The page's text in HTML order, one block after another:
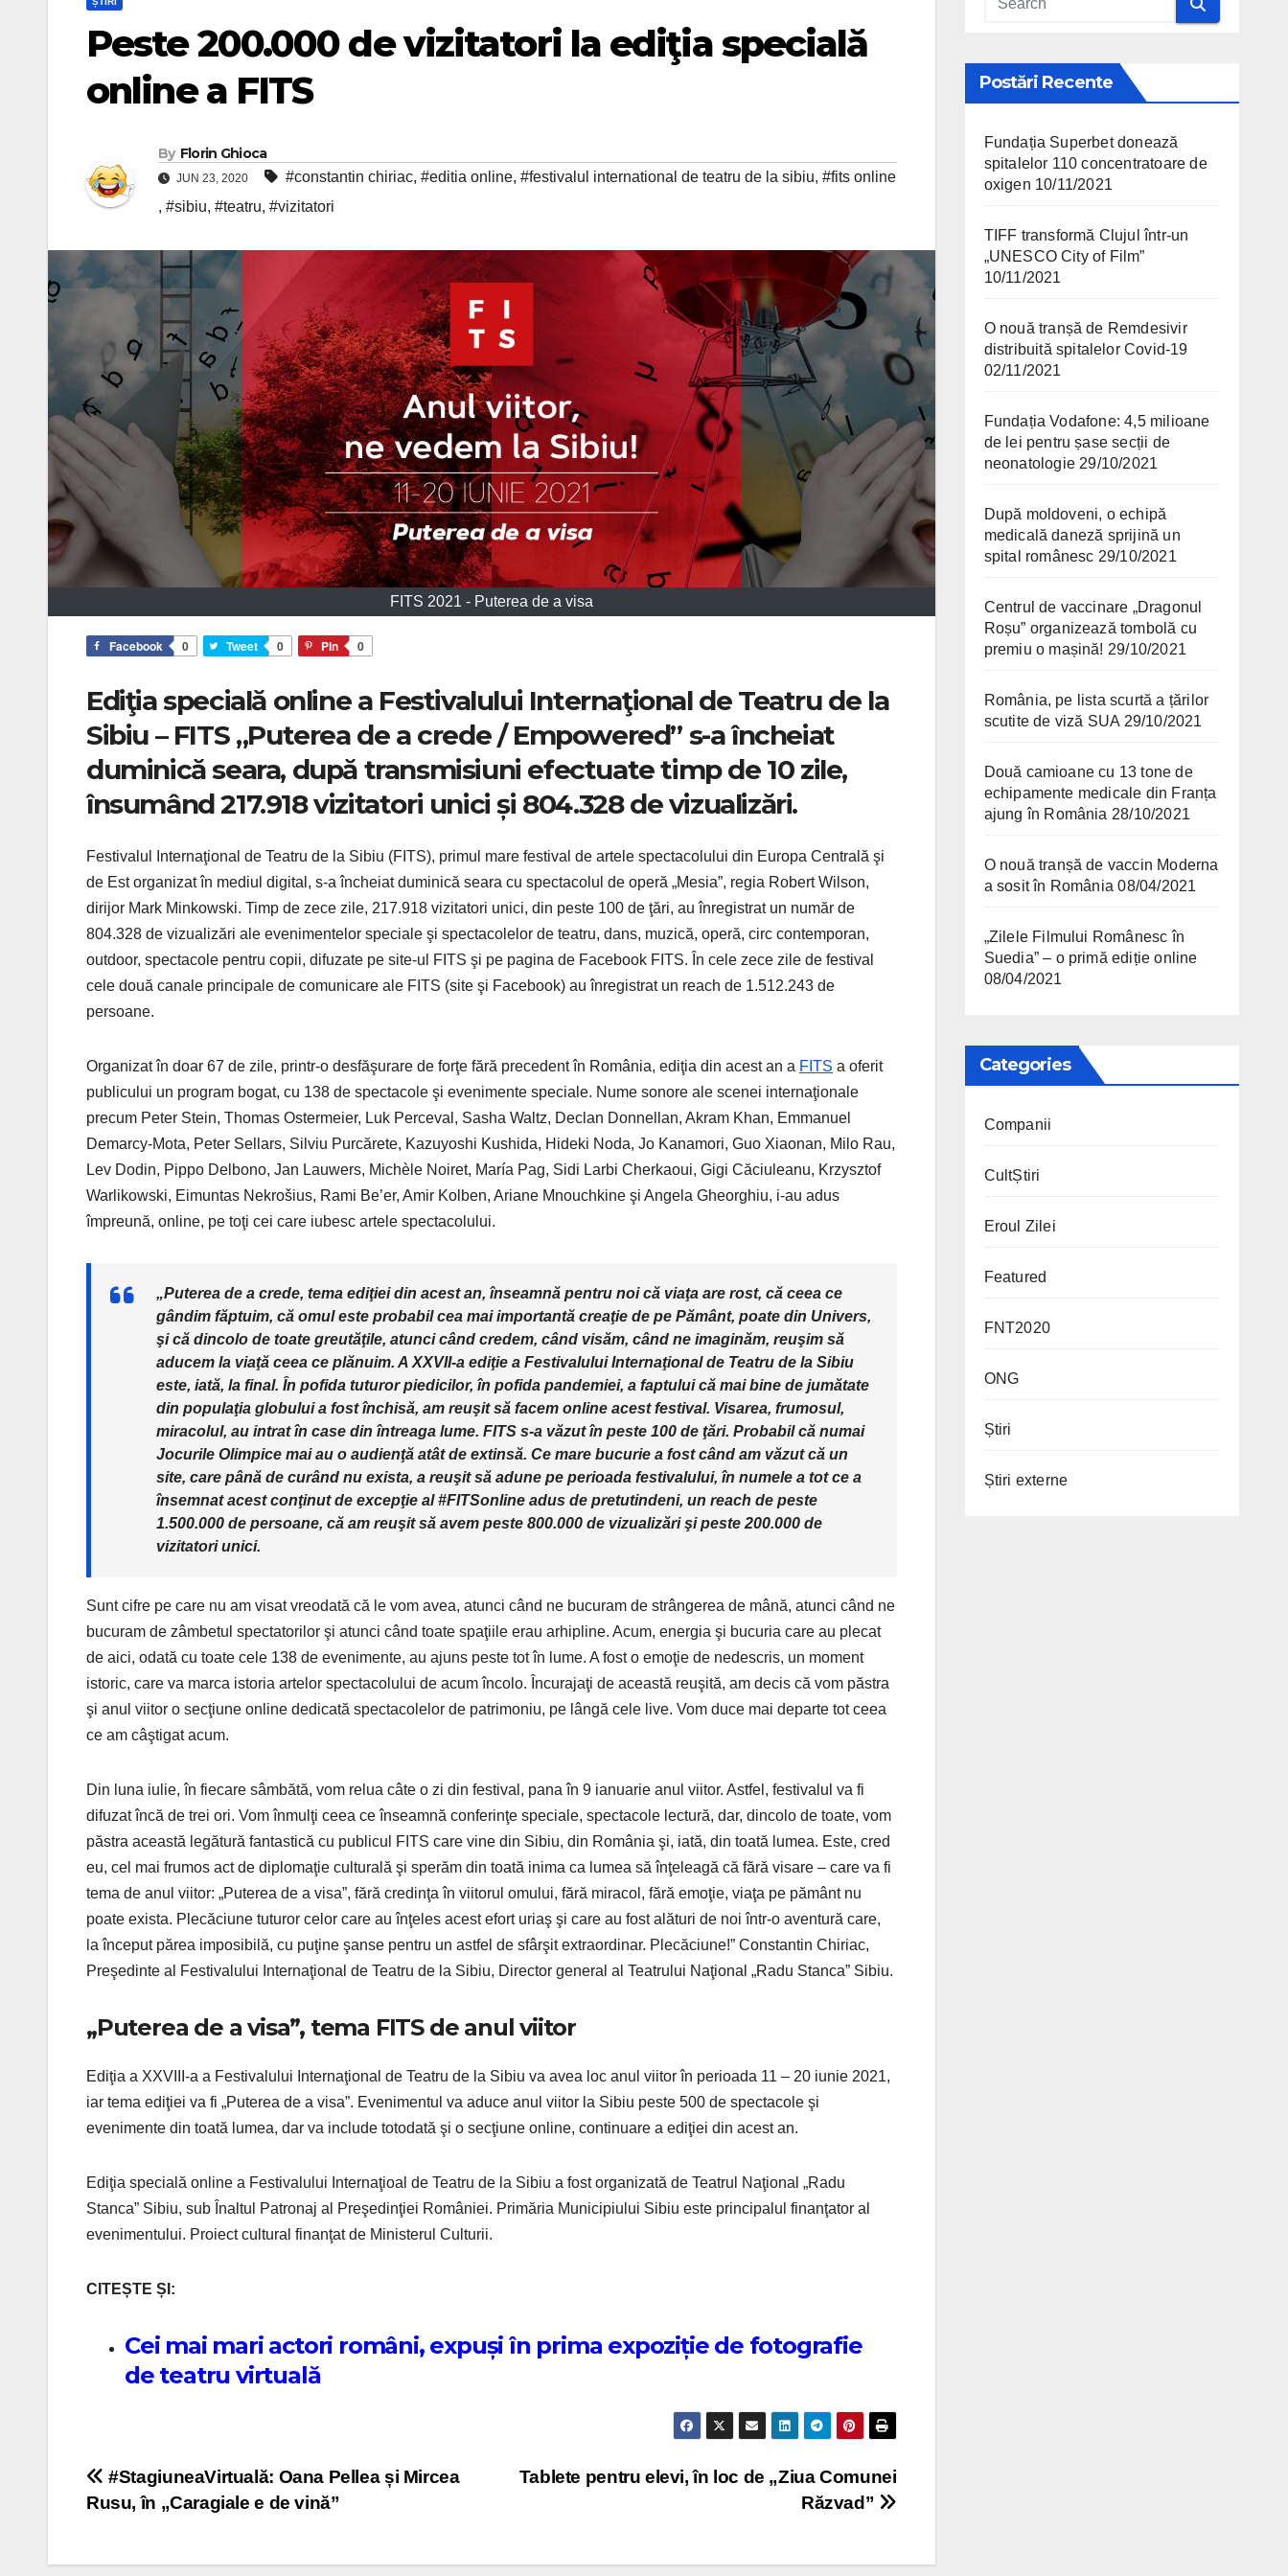
Peste 200.000 de vizitatori la ediţia specială
online a FITS
By Florin Ghioca
JUN 23, 2020 #constantin chiriac, #editia online, #festivalul international de teatru de la sibiu, #fits online
, #sibiu, #teatru, #vizitatori
FITS 2021 - Puterea de a visa
Facebook 0 Tweet 0 Pin 0
Ediţia specială online a Festivalului Internaţional de Teatru de la
Sibiu – FITS „Puterea de a crede / Empowered” s-a încheiat
duminică seara, după transmisiuni efectuate timp de 10 zile,
însumând 217.918 vizitatori unici și 804.328 de vizualizări.
Festivalul Internaţional de Teatru de la Sibiu (FITS), primul mare festival de artele spectacolului din Europa Centrală şi
de Est organizat în mediul digital, s-a încheiat duminică seara cu spectacolul de operă „Mesia”, regia Robert Wilson,
dirijor Mark Minkowski. Timp de zece zile, 217.918 vizitatori unici, din peste 100 de ţări, au înregistrat un număr de
804.328 de vizualizări ale evenimentelor speciale şi spectacolelor de teatru, dans, muzică, operă, circ contemporan,
outdoor, spectacole pentru copii, difuzate pe site-ul FITS şi pe pagina de Facebook FITS. În cele zece zile de festival
cele două canale principale de comunicare ale FITS (site şi Facebook) au înregistrat un reach de 1.512.243 de
persoane.
Organizat în doar 67 de zile, printr-o desfăşurare de forţe fără precedent în România, ediţia din acest an a FITS a oferit
publicului un program bogat, cu 138 de spectacole şi evenimente speciale. Nume sonore ale scenei internaţionale
precum Peter Stein, Thomas Ostermeier, Luk Perceval, Sasha Waltz, Declan Donnellan, Akram Khan, Emmanuel
Demarcy-Mota, Peter Sellars, Silviu Purcărete, Kazuyoshi Kushida, Hideki Noda, Jo Kanamori, Guo Xiaonan, Milo Rau,
Lev Dodin, Pippo Delbono, Jan Lauwers, Michèle Noiret, María Pag, Sidi Larbi Cherkaoui, Gigi Căciuleanu, Krzysztof
Warlikowski, Eimuntas Nekrošius, Rami Be’er, Amir Kolben, Ariane Mnouchkine şi Angela Gheorghiu, i-au adus
împreună, online, pe toţi cei care iubesc artele spectacolului.
„Puterea de a crede, tema ediţiei din acest an, înseamnă pentru noi că viaţa are rost, că ceea ce
gândim făptuim, că omul este probabil cea mai importantă creaţie de pe Pământ, poate din Univers,
şi că dincolo de toate greutăţile, atunci când credem, când visăm, când ne imaginăm, reuşim să
aducem la viaţă ceea ce plănuim. A XXVII-a ediţie a Festivalului Internaţional de Teatru de la Sibiu
este, iată, la final. În pofida tuturor piedicilor, în pofida pandemiei, a faptului că mai bine de jumătate
din populaţia globului a fost închisă, am reuşit să facem online acest festival. Visarea, frumosul,
miracolul, au intrat în case din întreaga lume. FITS s-a văzut în peste 100 de ţări. Probabil că numai
Jocurile Olimpice mai au o audienţă atât de extinsă. Ce mare bucurie a fost când am văzut că un
site, care până de curând nu exista, a reuşit să adune pe perioada festivalului, în numele a tot ce a
însemnat acest conţinut de excepţie al #FITSonline adus de pretutindeni, un reach de peste
1.500.000 de persoane, că am reuşit să avem peste 800.000 de vizualizări şi peste 200.000 de
vizitatori unici.
Sunt cifre pe care nu am visat vreodată că le vom avea, atunci când ne bucuram de strângerea de mână, atunci când ne
bucuram de zâmbetul spectatorilor şi atunci când toate spaţiile erau arhipline. Acum, energia şi bucuria care au plecat
de aici, odată cu toate cele 138 de evenimente, au ajuns peste tot în lume. A fost o emoţie de nedescris, un moment
istoric, care va marca istoria artelor spectacolului de acum încolo. Încurajaţi de această reuşită, am decis că vom păstra
şi anul viitor o secţiune online dedicată spectacolelor de patrimoniu, pe lângă cele live. Vom duce mai departe tot ceea
ce am câştigat acum.
Din luna iulie, în fiecare sâmbătă, vom relua câte o zi din festival, pana în 9 ianuarie anul viitor. Astfel, festivalul va fi
difuzat încă de trei ori. Vom înmulţi ceea ce înseamnă conferinţe speciale, spectacole lectură, dar, dincolo de toate, vom
păstra această legătură fantastică cu publicul FITS care vine din Sibiu, din România şi, iată, din toată lumea. Este, cred
eu, cel mai frumos act de diplomaţie culturală şi sperăm din toată inima ca lumea să înţeleagă că fără visare – care va fi
tema de anul viitor: „Puterea de a visa”, fără credinţa în viitorul omului, fără miracol, fără emoţie, viaţa pe pământ nu
poate exista. Plecăciune tuturor celor care au înţeles acest efort uriaş şi care au fost alături de noi într-o aventură care,
la început părea imposibilă, cu puţine şanse pentru un astfel de sfârşit extraordinar. Plecăciune!” Constantin Chiriac,
Preşedinte al Festivalului Internaţional de Teatru de la Sibiu, Director general al Teatrului Naţional „Radu Stanca” Sibiu.
„Puterea de a visa”, tema FITS de anul viitor
Ediţia a XXVIII-a a Festivalului Internaţional de Teatru de la Sibiu va avea loc anul viitor în perioada 11 – 20 iunie 2021,
iar tema ediţiei va fi „Puterea de a visa”. Evenimentul va aduce anul viitor la Sibiu peste 500 de spectacole şi
evenimente din toată lumea, dar va include totodată şi o secţiune online, continuare a ediţiei din acest an.
Ediţia specială online a Festivalului Internaţioal de Teatru de la Sibiu a fost organizată de Teatrul Naţional „Radu
Stanca” Sibiu, sub Înaltul Patronaj al Preşedinţiei României. Primăria Municipiului Sibiu este principalul finanţator al
evenimentului. Proiect cultural finanţat de Ministerul Culturii.
CITEȘTE ȘI:
Cei mai mari actori români, expuși în prima expoziție de fotografie
de teatru virtuală
Post navigation
Tablete pentru elevi, în loc de „Ziua Comunei
Răzvad”
#StagiuneaVirtuală: Oana Pellea și Mircea
Rusu, în „Caragiale e de vină”
Postări Recente
Fundația Superbet donează
spitalelor 110 concentratoare de
oxigen 10/11/2021
TIFF transformă Clujul într-un
„UNESCO City of Film”
10/11/2021
O nouă tranșă de Remdesivir
distribuită spitalelor Covid-19
02/11/2021
Fundația Vodafone: 4,5 milioane
de lei pentru șase secții de
neonatologie 29/10/2021
După moldoveni, o echipă
medicală daneză sprijină un
spital românesc 29/10/2021
Centrul de vaccinare „Dragonul
Roșu” organizează tombolă cu
premiu o mașină! 29/10/2021
România, pe lista scurtă a țărilor
scutite de viză SUA 29/10/2021
Două camioane cu 13 tone de
echipamente medicale din Franța
ajung în România 28/10/2021
O nouă tranșă de vaccin Moderna
a sosit în România 08/04/2021
„Zilele Filmului Românesc în
Suedia” – o primă ediție online
08/04/2021
Categories
Companii
CultȘtiri
Eroul Zilei
Featured
FNT2020
ONG
Știri
Știri externe